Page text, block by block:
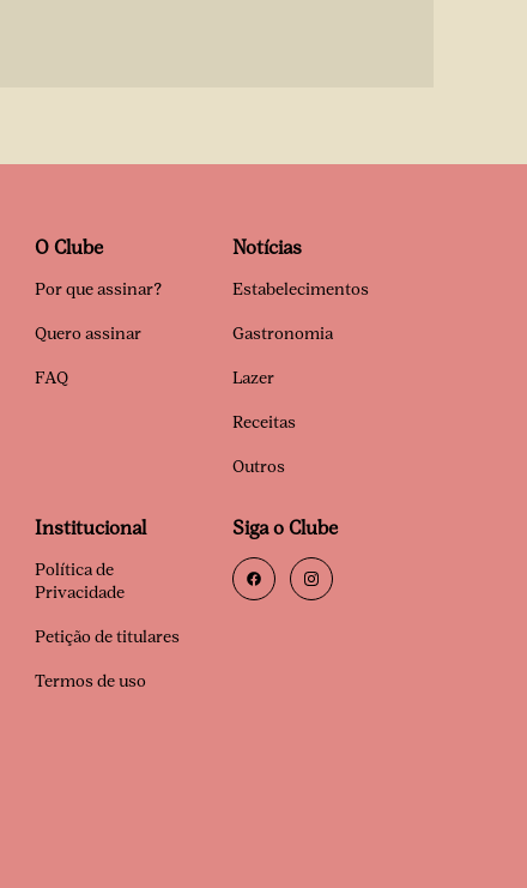
O Clube
Por que assinar?
Quero assinar
FAQ
Notícias
Estabelecimentos
Gastronomia
Lazer
Receitas
Outros
Institucional
Política de
Privacidade
Petição de titulares
Termos de uso
Siga o Clube